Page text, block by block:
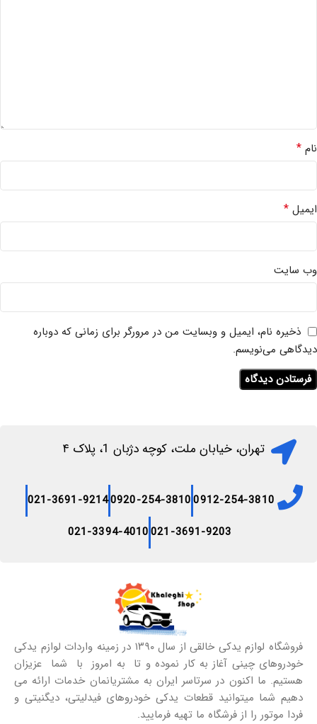
نام *
ایمیل *
وب‌ سایت
ذخیره نام، ایمیل و وبسایت من در مرورگر برای زمانی که دوباره
دیدگاهی می‌نویسم.
تهران، خیابان ملت، کوچه دژبان 1، پلاک ۴
0912-254-3810
0920-254-3810
021-3691-9214
021-3691-9203
021-3394-4010
فروشگاه لوازم یدکی خالقی از سال ۱۳۹۰ در زمینه واردات لوازم یدکی
خودروهای چینی آغاز به کار نموده و تا به امروز با شما عزیزان
هستیم. ما اکنون در سرتاسر ایران به مشتریانمان خدمات ارائه می
دهیم شما میتوانید قطعات یدکی خودروهای فیدلیتی، دیگنیتی و
فردا موتور را از فرشگاه ما تهیه فرمایید.